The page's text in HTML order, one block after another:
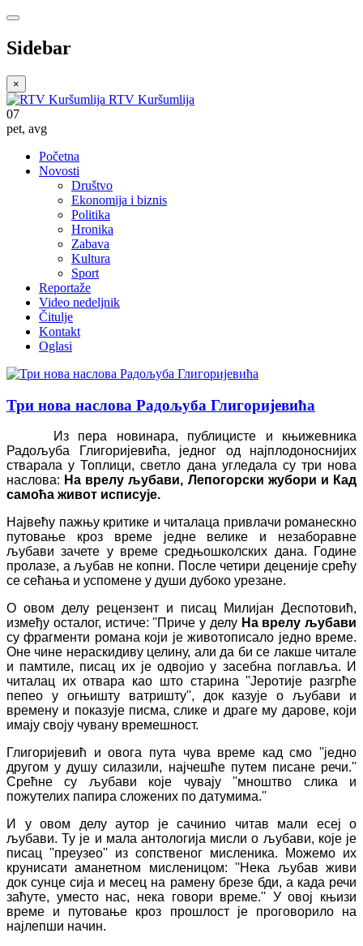
Sidebar
×
RTV Kuršumlija
07
pet, avg
Početna
Novosti
Društvo
Ekonomija i biznis
Politika
Hronika
Zabava
Kultura
Sport
Reportaže
Video nedeljnik
Čitulje
Kontakt
Oglasi
Три нова наслова Радољуба Глигоријевића
Из пера новинара, публицисте и књижевника
Радољуба Глигоријевића, једног од најплодоноснијих
стварала у Топлици, светло дана угледала су три нова
наслова: На врелу љубави, Лепогорски жубори и Кад
самоћа живот исписује.
Највећу пажњу критике и читалаца привлачи романескно
путовање кроз време једне велике и незаборавне
љубави зачете у време средњошколских дана. Године
пролазе, а љубав не копни. После четири деценије срећу
се сећања и успомене у души дубоко урезане.
О овом делу рецензент и писац Милијан Деспотовић,
између осталог, истиче:''Приче у делу На врелу љубави
су фрагменти романа који је животописало једно време.
Оне чине нераскидиву целину, али да би се лакше читале
и памтиле, писац их је одвојио у засебна поглавља. И
читалац их отвара као што старина ''Јеротије разгрће
пепео у огњишту ватришту'', док казује о љубави и
времену и показује писма, слике и драге му дарове, који
имају своју чувану времешност.
Глигоријевић и овога пута чува време кад смо ''једно
другом у душу силазили, најчешће путем писане речи.''
Срећне су љубави које чувају ''мноштво слика и
пожутелих папира сложених по датумима.''
И у овом делу аутор је сачинио читав мали есеј о
љубави. Ту је и мала антологија мисли о љубави, које је
писац ''преузео'' из сопственог мисленика. Можемо их
крунисати аманетном мисленицом: ''Нека љубав живи
док сунце сија и месец на рамену брезе бди, а када речи
заћуте, уместо нас, нека говори време.'' У овој књизи
време и путовање кроз прошлост је проговорило на
најлепши начин.